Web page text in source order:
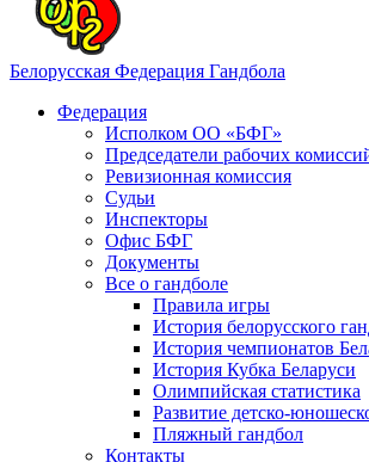
Белорусская Федерация Гандбола
Федерация
Исполком ОО «БФГ»
Председатели рабочих
Ревизионная комиссия
Судьи
Инспекторы
Офис БФГ
Документы
Все о гандболе
Правила игры
История белорусского
История чемпионатов
История Кубка Беларуси
Олимпийская статистика
Развитие детско-
Пляжный гандбол
Контакты